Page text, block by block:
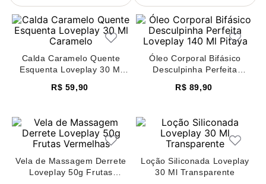
6
algodão
7
pijama
8
renda
Calda Caramelo Quente
Esquenta Loveplay 30 Ml
R$ 59,90
Óleo Corporal Bifásico
Desculpinha Perfeita
R$ 89,90
Vela de Massagem Derrete
Loveplay 50g Frutas
Loção Siliconada Loveplay
30 Ml Transparente